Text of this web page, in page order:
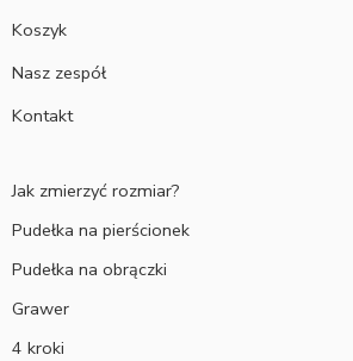
Koszyk
Nasz zespół
Kontakt
Jak zmierzyć rozmiar?
Pudełka na pierścionek
Pudełka na obrączki
Grawer
4 kroki